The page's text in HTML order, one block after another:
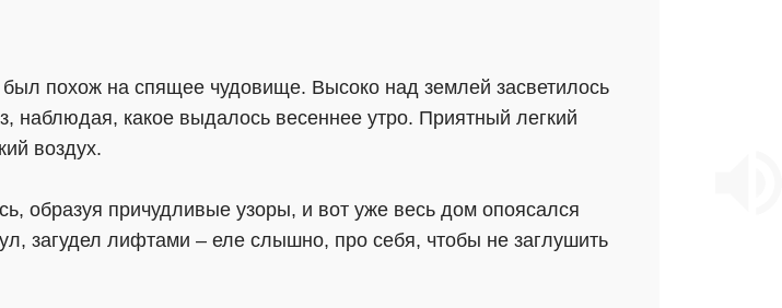
похож на спящее чудовище. Высоко над землей засветилось
наблюдая, какое выдалось весеннее утро. Приятный легкий
воздух.
образуя причудливые узоры, и вот уже весь дом опоясался
загудел лифтами – еле слышно, про себя, чтобы не заглушить